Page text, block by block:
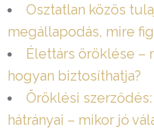
Osztatlan közös
megállapodás, mire
Élettárs öröklése –
hogyan biztosíthatja?
Öröklési
hátrányai – mikor jó